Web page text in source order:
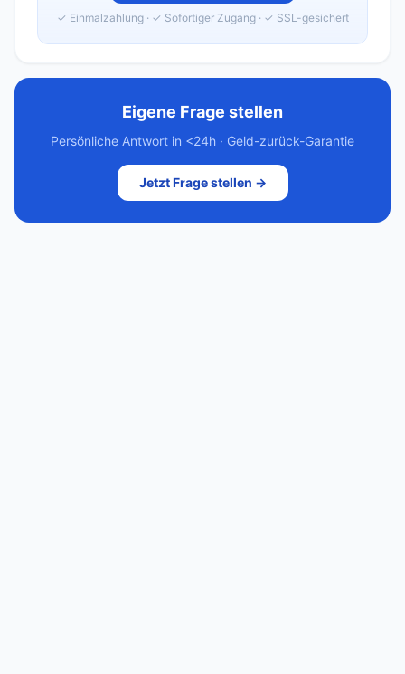
✓ Einmalzahlung · ✓ Sofortiger Zugang · ✓ SSL-gesichert
Eigene Frage stellen
Persönliche Antwort in <24h · Geld-zurück-Garantie
Jetzt Frage stellen →